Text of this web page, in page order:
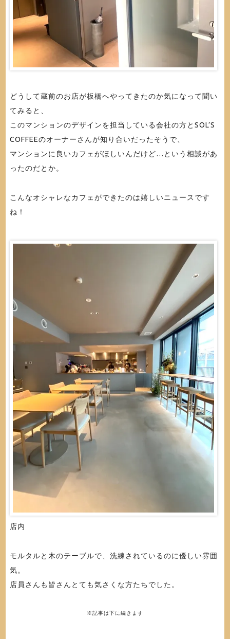
どうして蔵前のお店が板橋へやってきたのか気になって聞い
てみると、
このマンションのデザインを担当している会社の方とSOL’S
COFFEEのオーナーさんが知り合いだったそうで、
マンションに良いカフェがほしいんだけど…という相談があ
ったのだとか。
こんなオシャレなカフェができたのは嬉しいニュースです
ね！
店内
モルタルと木のテーブルで、洗練されているのに優しい雰囲
気。
店員さんも皆さんとても気さくな方たちでした。
※記事は下に続きます